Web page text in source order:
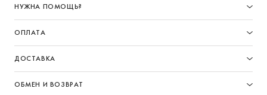
НУЖНА ПОМОЩЬ?
ОПЛАТА
ДОСТАВКА
ОБМЕН И ВОЗВРАТ